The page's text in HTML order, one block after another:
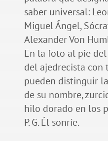
saber universal:
Miguel Ángel,
Alexander Von
En la foto al pie
del ajedrecista con
pueden distinguir
de su nombre,
hilo dorado en los
P. G. Él sonríe.